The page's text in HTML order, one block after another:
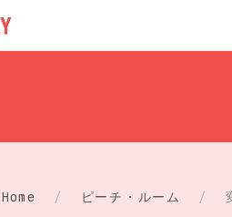
Home / ピーチ・ルーム /